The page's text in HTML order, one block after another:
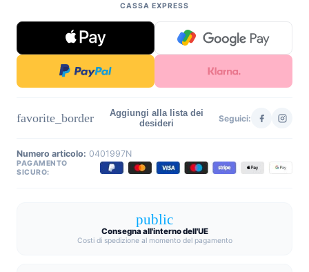
CASSA EXPRESS
favorite_border
Aggiungi alla lista dei
desideri
Seguici:
Numero articolo: 0401997N
PAGAMENTO
SICURO:
public
Consegna all'interno dell'UE
Costi di spedizione al momento del pagamento